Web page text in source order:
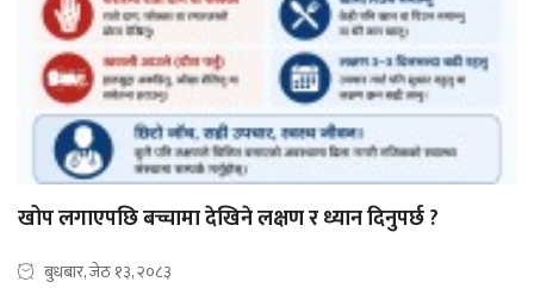
खोप लगाएपछि बच्चामा देखिने लक्षण र ध्यान दिनुपर्छ ?
बुधबार, जेठ १३, २०८३